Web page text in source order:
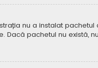
nu a instalat
Dacă pachetul nu există,